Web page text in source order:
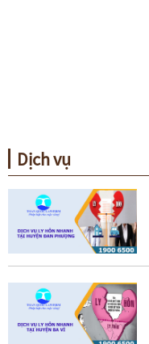
Dịch vụ